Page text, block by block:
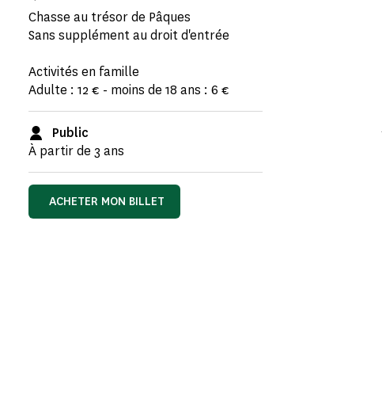
Chasse au trésor de Pâques
Sans supplément au droit d'entrée
Activités en famille
Adulte : 12 € - moins de 18 ans : 6 €
Public
À partir de 3 ans
ACHETER MON BILLET